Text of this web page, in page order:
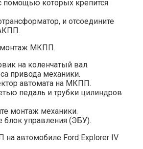
помощью которых крепится
и отсоедините
монтаж МКПП.
на коленчатый вал.
привода механики.
автомата на МКПП.
педаль и трубки цилиндров
монтаж механики.
блок управления (ЭБУ).
автомобиле Ford Explorer IV